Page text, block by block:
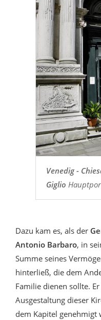
Venedig -
Giglio
Dazu kam es, als der
Antonio Barbaro, in
Summe seines
hinterließ, die dem
Familie dienen sollte.
Ausgestaltung dieser
dem Kapitel genehmigt